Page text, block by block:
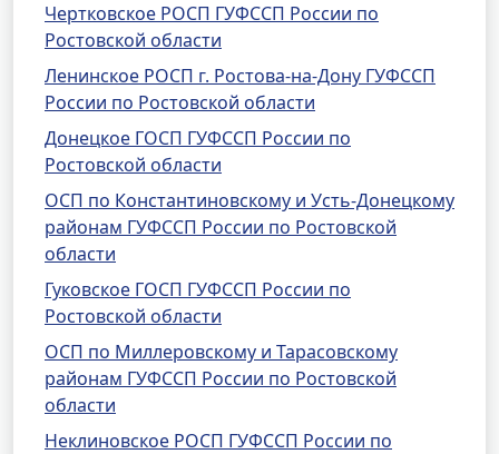
Чертковское РОСП ГУФССП России по
Ростовской области
Ленинское РОСП г. Ростова-на-Дону ГУФССП
России по Ростовской области
Донецкое ГОСП ГУФССП России по
Ростовской области
ОСП по Константиновскому и Усть-Донецкому
районам ГУФССП России по Ростовской
области
Гуковское ГОСП ГУФССП России по
Ростовской области
ОСП по Миллеровскому и Тарасовскому
районам ГУФССП России по Ростовской
области
Неклиновское РОСП ГУФССП России по